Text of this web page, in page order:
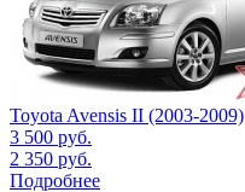
Toyota Avensis II (2003-2009)
3 500 руб.
2 350 руб.
Подробнее